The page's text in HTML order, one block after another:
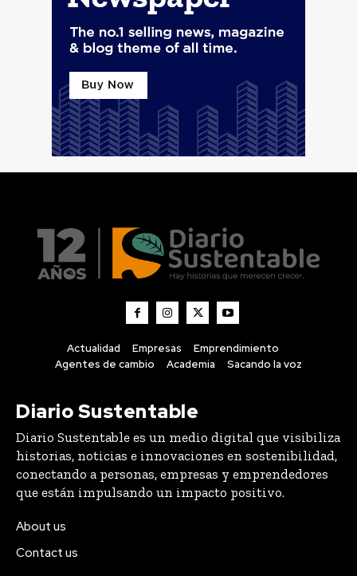
Actualidad Empresas
Emprendimiento
Agentes de cambio
Academia Sacando la voz
Diario Sustentable
Diario Sustentable es un medio digital que visibiliza
historias, noticias e innovaciones en sostenibilidad,
conectando a personas, empresas y emprendedores
que están impulsando un impacto positivo.
About us
Contact us